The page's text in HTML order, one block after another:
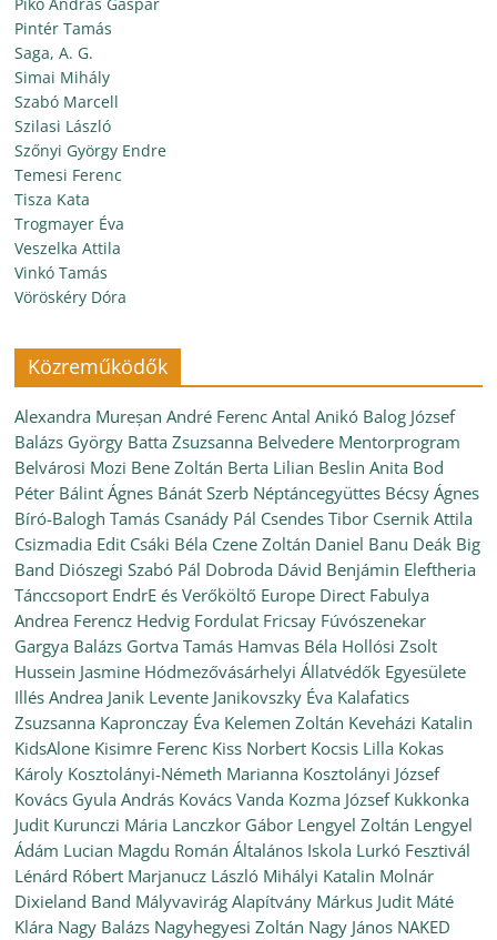
Pintér Tamás
Saga, A. G.
Simai Mihály
Szabó Marcell
Szilasi László
Szőnyi György Endre
Temesi Ferenc
Tisza Kata
Trogmayer Éva
Veszelka Attila
Vinkó Tamás
Vöröskéry Dóra
Közreműködők
Alexandra Mureșan André Ferenc Antal Anikó Balog József
Balázs György Batta Zsuzsanna Belvedere Mentorprogram
Belvárosi Mozi Bene Zoltán Berta Lilian Beslin Anita Bod
Péter Bálint Ágnes Bánát Szerb Néptáncegyüttes Bécsy Ágnes
Bíró-Balogh Tamás Csanády Pál Csendes Tibor Csernik Attila
Csizmadia Edit Csáki Béla Czene Zoltán Daniel Banu Deák Big
Band Diószegi Szabó Pál Dobroda Dávid Benjámin Eleftheria
Tánccsoport EndrE és Verőköltő Europe Direct Fabulya
Andrea Ferencz Hedvig Fordulat Fricsay Fúvószenekar
Gargya Balázs Gortva Tamás Hamvas Béla Hollósi Zsolt
Hussein Jasmine Hódmezővásárhelyi Állatvédők Egyesülete
Illés Andrea Janik Levente Janikovszky Éva Kalafatics
Zsuzsanna Kapronczay Éva Kelemen Zoltán Keveházi Katalin
KidsAlone Kisimre Ferenc Kiss Norbert Kocsis Lilla Kokas
Károly Kosztolányi-Németh Marianna Kosztolányi József
Kovács Gyula András Kovács Vanda Kozma József Kukkonka
Judit Kurunczi Mária Lanczkor Gábor Lengyel Zoltán Lengyel
Ádám Lucian Magdu Román Általános Iskola Lurkó Fesztivál
Lénárd Róbert Marjanucz László Mihályi Katalin Molnár
Dixieland Band Mályvavirág Alapítvány Márkus Judit Máté
Klára Nagy Balázs Nagyhegyesi Zoltán Nagy János NAKED